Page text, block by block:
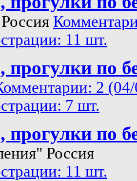
11 шт.
прогулки по
2
7 шт.
прогулки по
Россия
11 шт.